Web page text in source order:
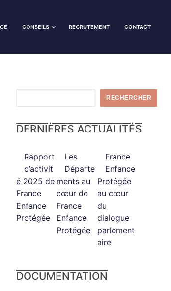
CONSEILS RECRUTEMENT CONTACT
RECHERCHER
DERNIÈRES ACTUALITÉS
Rapport
d’activit
é 2025 de
France
Enfance
Protégée
Les
Départe
ments au
cœur de
France
Enfance
Protégée
France
Enfance
Protégée
au cœur
du
dialogue
parlement
aire
DOCUMENTATION